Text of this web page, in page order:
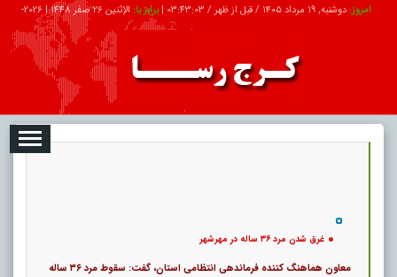
امروز: دوشنبه, ۱۹ مرداد ۱۴۰۵ / قبل از ظهر / 03:43:04
|برابر با: الإثنين 26 صفر 1448 |
2026-
تبلیغات درباره ما ارتباط با ما
غرق شدن مرد ۳۶ ساله در مهرشهر
معاون هماهنگ کننده فرماندهی انتظامی استان، گفت: سقوط مرد ۳۶ ساله